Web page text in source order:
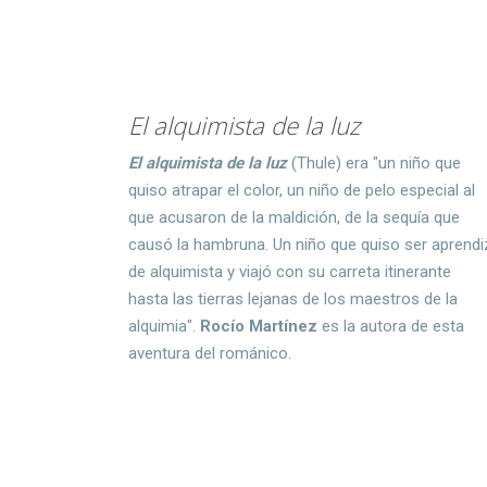
El alquimista de la luz
El alquimista de la luz(Thule) era "un niño que
quiso atrapar el color, un niño de pelo especial al
que acusaron de la maldición, de la sequía que
causó la hambruna. Un niño que quiso ser
de alquimista y viajó con su carreta itinerante
hasta las tierras lejanas de los maestros de la
alquimia". Rocío Martínezes la autora de esta
aventura del románico.